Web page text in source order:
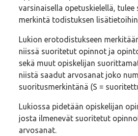
varsinaisella opetuskielellä, tulee
merkintä todistuksen
Lukion erotodistukseen
niissä suoritetut opinnot ja
sekä muut opiskelijan
niistä saadut arvosanat joko
suoritusmerkintänä (S =
Lukiossa pidetään opiskelijan
josta ilmenevät suoritetut
arvosanat.